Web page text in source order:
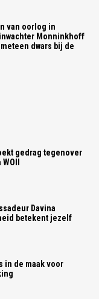
van oorlog in
Monninkhoff
dwars bij de
gedrag tegenover
Davina
betekent jezelf
in de maak voor